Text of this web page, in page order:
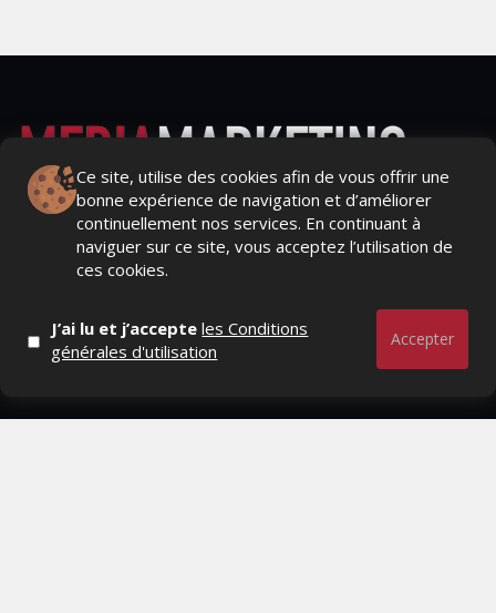
Ce site, utilise des cookies afin de vous offrir une
bonne expérience de navigation et d’améliorer
continuellement nos services. En continuant à
naviguer sur ce site, vous acceptez l’utilisation de
ces cookies.
J’ai lu et j’accepteles Conditions
générales d'utilisation
Accepter
Actualités Média, Actualités Com/Market/Ntic, Actualités
Distrib, Dossier, Interview, Stratégies, Communication,
Marques avenue, Relations presse, Créa, Baromètre,
People, Métier, Profil...
RESTER CONNECTÉ